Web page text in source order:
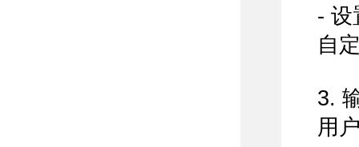
- 设
自
3.
用